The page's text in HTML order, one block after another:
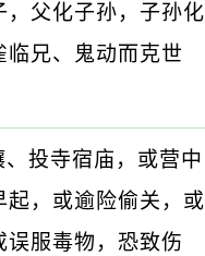
父化子孙，子孙化
兄、鬼动而克世
投寺宿庙，或营中
，或逾险偷关，或
服毒物，恐致伤